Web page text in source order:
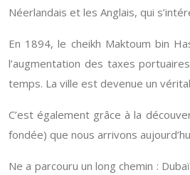
Néerlandais et les Anglais, qui
En 1894, le cheikh Maktoum bin
l’augmentation des taxes
temps. La ville est devenue un
C’est également grâce à la
fondée) que nous arrivons
Ne a parcouru un long chemin :